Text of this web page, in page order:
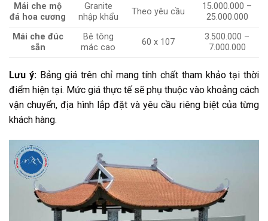
Mái che mộ
đá hoa cương
Granite
nhập khẩu
Theo yêu cầu
15.000.000 –
25.000.000
Mái che đúc
sẵn
Bê tông
mác cao
60 x 107
3.500.000 –
7.000.000
Lưu ý:Bảng giá trên chỉ mang tính chất tham khảo tại thời
điểm hiện tại. Mức giá thực tế sẽ phụ thuộc vào khoảng cách
vận chuyển, địa hình lắp đặt và yêu cầu riêng biệt của từng
khách hàng.